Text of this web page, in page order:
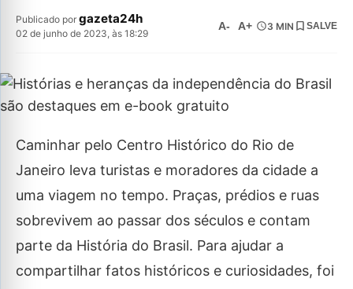
Publicado por gazeta24h
02 de junho de 2023, às 18:29
A- A+ 3 MIN SALVE
Caminhar pelo Centro Histórico do Rio de
Janeiro leva turistas e moradores da cidade a
uma viagem no tempo. Praças, prédios e ruas
sobrevivem ao passar dos séculos e contam
parte da História do Brasil. Para ajudar a
compartilhar fatos históricos e curiosidades, foi